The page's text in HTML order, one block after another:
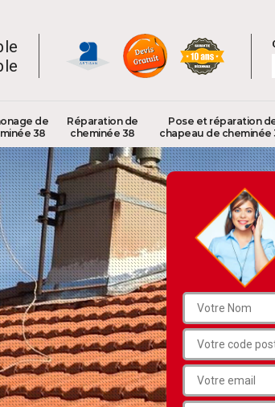
de
38
Réparation de
cheminée 38
Pose et réparation
chapeau de cheminée